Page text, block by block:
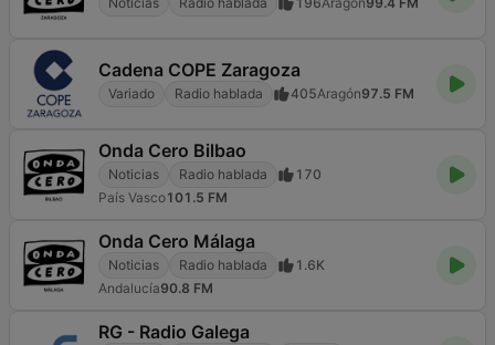
Cadena COPE Zaragoza
Variado Radio hablada 405Aragón97.5 FM
Onda Cero Bilbao
Noticias Radio hablada
170
País Vasco101.5 FM
Onda Cero Málaga
Noticias Radio hablada
1.6K
Andalucía90.8 FM
RG - Radio Galega